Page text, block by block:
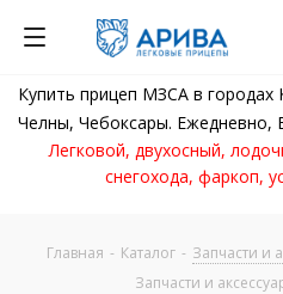
Купить прицеп МЗСА в
Челны, Чебоксары. Ежедневно,
Легковой, двухосный,
снегохода, фаркоп,
Главная - Каталог - Запчасти и
Запчасти и